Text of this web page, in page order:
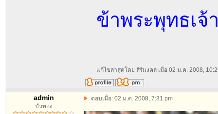
ข้าพระพุทธเจ้
แก้ไขล่าสุดโดย สิริมงคล เมื่อ 02 ม.ค. 2008,
admin
บัวทอง
ตอบเมื่อ: 02 ม.ค. 2008, 7:31 pm